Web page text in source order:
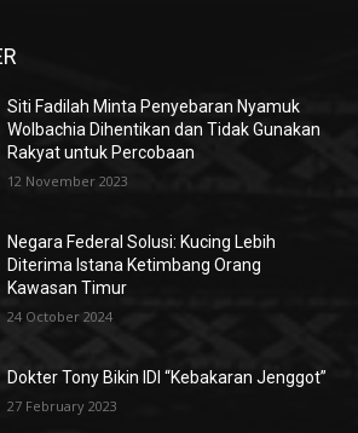
Siti Fadilah Minta Penyebaran Nyamuk
Wolbachia Dihentikan dan Tidak Gunakan
Rakyat untuk Percobaan
12 November 2023
Negara Federal Solusi: Kucing Lebih
Diterima Istana Ketimbang Orang
Kawasan Timur
24 October 2024
Dokter Tony Bikin IDI “Kebakaran Jenggot”
27 February 2023